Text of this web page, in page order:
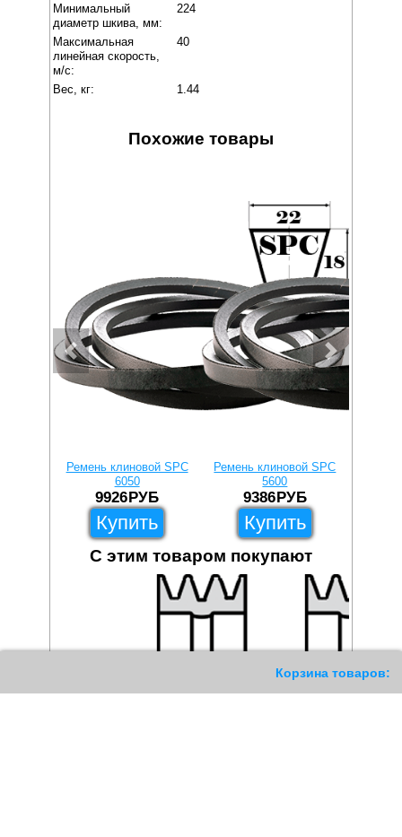
Корзина товаров:
Минимальный
диаметр шкива, мм:
224
Максимальная
линейная скорость,
м/с:
40
Вес, кг: 1.44
Похожие товары
Ремень клиновой SPC
6050
9926РУБ
Купить
Ремень клиновой SPC
5600
9386РУБ
Купить
С этим товаром покупают